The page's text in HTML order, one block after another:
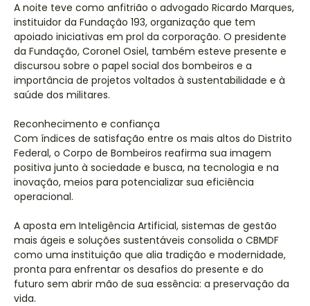
A noite teve como anfitrião o advogado Ricardo Marques,
instituidor da Fundação 193, organização que tem
apoiado iniciativas em prol da corporação. O presidente
da Fundação, Coronel Osiel, também esteve presente e
discursou sobre o papel social dos bombeiros e a
importância de projetos voltados à sustentabilidade e à
saúde dos militares.
Reconhecimento e confiança
Com índices de satisfação entre os mais altos do Distrito
Federal, o Corpo de Bombeiros reafirma sua imagem
positiva junto à sociedade e busca, na tecnologia e na
inovação, meios para potencializar sua eficiência
operacional.
A aposta em Inteligência Artificial, sistemas de gestão
mais ágeis e soluções sustentáveis consolida o CBMDF
como uma instituição que alia tradição e modernidade,
pronta para enfrentar os desafios do presente e do
futuro sem abrir mão de sua essência: a preservação da
vida.